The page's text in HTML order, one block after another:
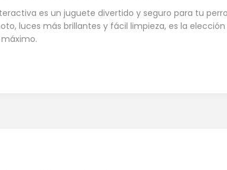
es un juguete divertido y seguro para tu
luces más brillantes y fácil limpieza, es la